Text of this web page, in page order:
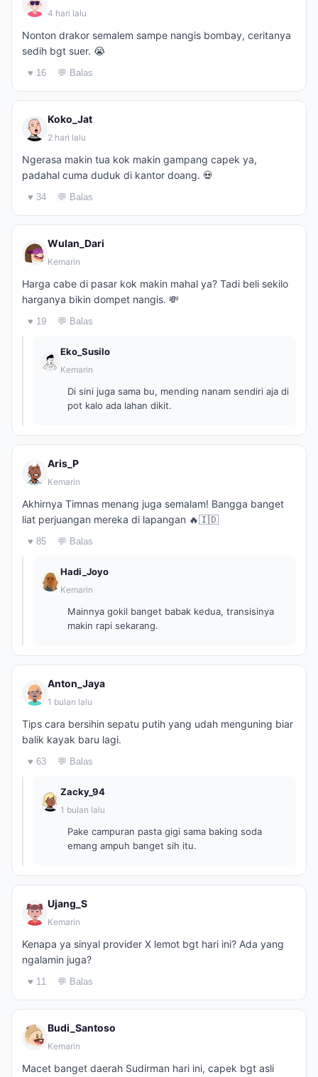
4 hari lalu
Nonton drakor semalem sampe nangis bombay, ceritanya
sedih bgt suer. 😭
♥ 16 💬 Balas
Koko_Jat
2 hari lalu
Ngerasa makin tua kok makin gampang capek ya,
padahal cuma duduk di kantor doang. 💀
♥ 34 💬 Balas
Wulan_Dari
Kemarin
Harga cabe di pasar kok makin mahal ya? Tadi beli sekilo
harganya bikin dompet nangis. 💸
♥ 19 💬 Balas
Eko_Susilo
Kemarin
Di sini juga sama bu, mending nanam sendiri aja di
pot kalo ada lahan dikit.
Aris_P
Kemarin
Akhirnya Timnas menang juga semalam! Bangga banget
liat perjuangan mereka di lapangan 🔥🇮🇩
♥ 85 💬 Balas
Hadi_Joyo
Kemarin
Mainnya gokil banget babak kedua, transisinya
makin rapi sekarang.
Anton_Jaya
1 bulan lalu
Tips cara bersihin sepatu putih yang udah menguning biar
balik kayak baru lagi.
♥ 63 💬 Balas
Zacky_94
1 bulan lalu
Pake campuran pasta gigi sama baking soda
emang ampuh banget sih itu.
Ujang_S
Kemarin
Kenapa ya sinyal provider X lemot bgt hari ini? Ada yang
ngalamin juga?
♥ 11 💬 Balas
Budi_Santoso
Kemarin
Macet banget daerah Sudirman hari ini, capek bgt asli